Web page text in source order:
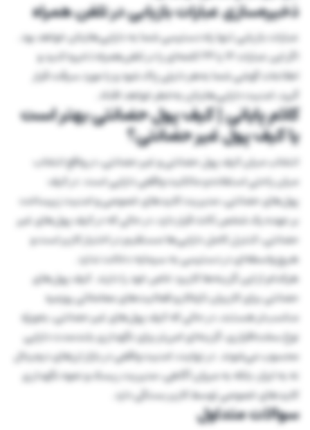
ذخیره‌سازی عبارات بازیابی در تلفن همراه
عبارات بازیابی تنها راه دسترسی شما به دارایی‌هایتان خواهد بود.
اگر این عبارات ۱۲ یا ۲۴ کلمه‌ای را در تلفن‌همراه ذخیره کنید و
اطلاعات گوشی شما به‌هر دلیلی پاک شود و یا مورد سرقت قرار
گیرد، امنیت دارایی‌هایتان به‌خطر خواهد افتاد.
کلام پایانی | کیف پول حضانتی بهتر است
یا کیف پول غیر حضانتی؟
انتخاب میان کیف پول حضانتی و غیر حضانتی، در واقع انتخاب
میان راحتی استفاده و مالکیت واقعی دارایی است. در کیف
پول‌های حضانتی، مدیریت کلیدهای خصوصی و امنیت زیرساخت
بر عهده یک شخص ثالث قرار دارد، در حالی که در کیف پول‌های غیر
حضانتی، کنترل کامل دارایی‌ها مستقیم در اختیار کاربر است و
هیچ واسطه‌ای در دسترسی به سرمایه دخالت ندارد.
هرکدام از این گزینه‌ها کاربرد خاص خود را دارند. کیف پول‌های
حضانتی برای کاربران تازه‌کار و فعالیت‌های معاملاتی روزمره
مناسب‌تر هستند، در حالی که کیف پول‌های غیر حضانتی، به‌ویژه
نوع سخت‌افزاری، گزینه‌ای امن‌تر برای نگهداری بلندمدت دارایی
محسوب می‌شوند. در نهایت، امنیت واقعی در بازار ارزهای دیجیتال
نه به ابزار، بلکه به میزان آگاهی، مدیریت ریسک و نحوه نگهداری
کلیدهای خصوصی توسط کاربر بستگی دارد.
سوالات متداول